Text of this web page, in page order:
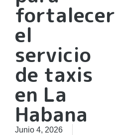
fortalecer
el
servicio
de taxis
en La
Habana
Junio 4, 2026